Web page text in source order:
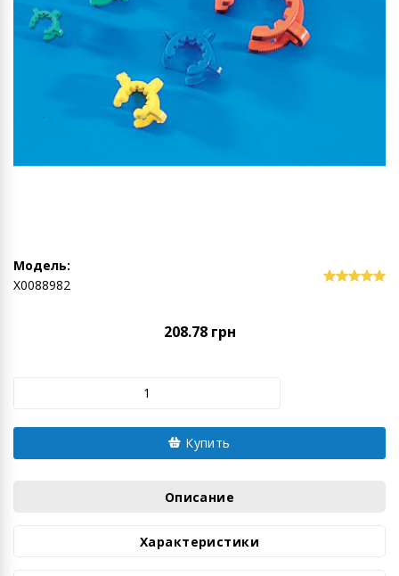
Модель:
Х0088982
208.78 грн
Купить
Описание
Характеристики